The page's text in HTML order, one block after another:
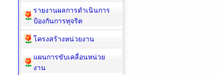
รายงานผลการดำเนินการ
ป้องกันการทุจริต
โครงสร้างหน่วยงาน
แผนการขับเคลื่อนหน่วย
งาน